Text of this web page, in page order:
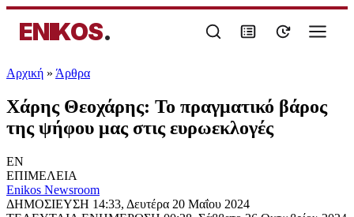
ENIKOS.
Αρχική » Άρθρα
Χάρης Θεοχάρης: Το πραγματικό βάρος
της ψήφου μας στις ευρωεκλογές
EN
ΕΠΙΜΕΛΕΙΑ
Enikos Newsroom
ΔΗΜΟΣΙΕΥΣΗ 14:33, Δευτέρα 20 Μαΐου 2024